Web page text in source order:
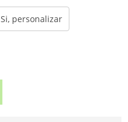
Si, personalizar